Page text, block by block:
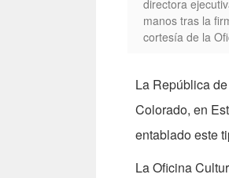
directora
manos tras la
cortesía de la
La República
Colorado, en
entablado este
La Oficina